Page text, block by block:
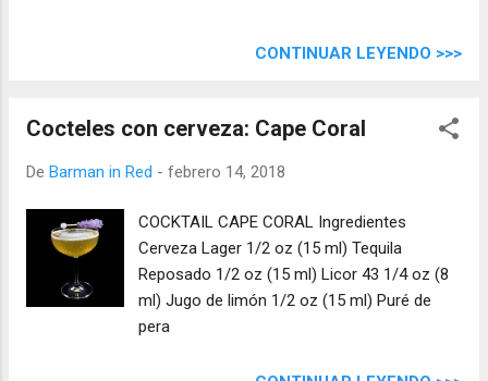
CONTINUAR LEYENDO >>>
Cocteles con cerveza: Cape Coral
De Barman in Red - febrero 14, 2018
COCKTAIL CAPE CORAL Ingredientes
Cerveza Lager 1/2 oz (15 ml) Tequila
Reposado 1/2 oz (15 ml) Licor 43 1/4 oz (8
ml) Jugo de limón 1/2 oz (15 ml) Puré de
pera